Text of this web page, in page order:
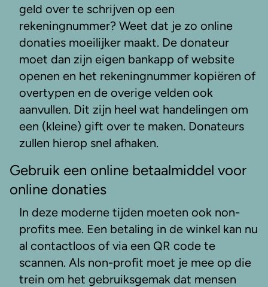
geld over te schrijven op een
rekeningnummer? Weet dat je zo online
donaties moeilijker maakt. De donateur
moet dan zijn eigen bankapp of website
openen en het rekeningnummer kopiëren of
overtypen en de overige velden ook
aanvullen. Dit zijn heel wat handelingen om
een (kleine) gift over te maken. Donateurs
zullen hierop snel afhaken.
Gebruik een online betaalmiddel voor
online donaties
In deze moderne tijden moeten ook non-
profits mee. Een betaling in de winkel kan nu
al contactloos of via een QR code te
scannen. Als non-profit moet je mee op die
trein om het gebruiksgemak dat mensen